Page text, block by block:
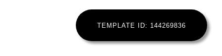
TEMPLATE ID: 144269836